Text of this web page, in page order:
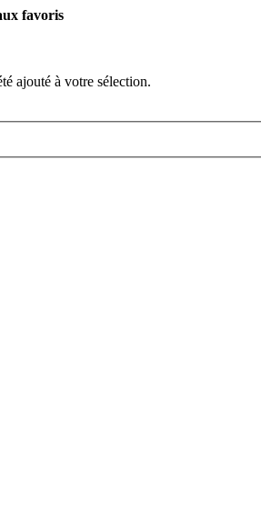
favoris
ajouté à votre sélection.